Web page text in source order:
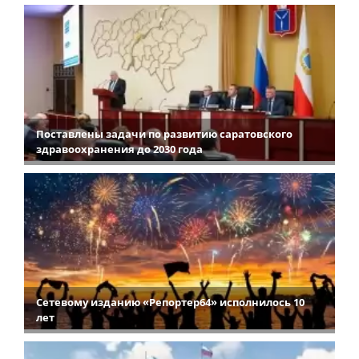
Поставлены задачи по развитию саратовского
здравоохранения до 2030 года
Сетевому изданию «Репортер64» исполнилось 10
лет